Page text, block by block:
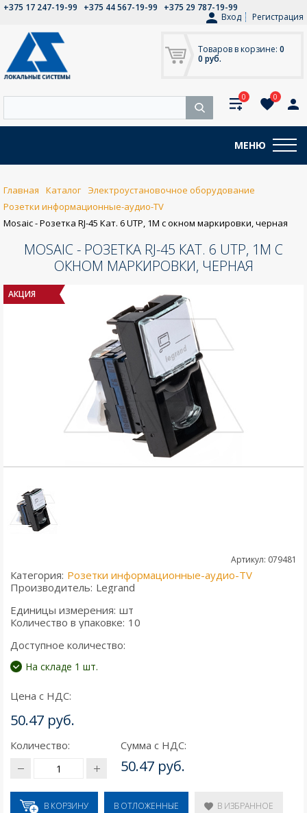
+375 17 247-19-99 +375 44 567-19-99
+375 29 787-19-99
Вход
Регистрация
Товаров в корзине: 0
0 руб.
0 0
МЕНЮ
Главная Каталог
Электроустановочное оборудование
Розетки информационные-аудио-TV
Mosaic - Розетка RJ-45 Кат. 6 UTP, 1М с окном маркировки, черная
MOSAIC - РОЗЕТКА RJ-45 КАТ. 6 UTP, 1М С
ОКНОМ МАРКИРОВКИ, ЧЕРНАЯ
АКЦИЯ
Артикул: 079481
Категория: Розетки информационные-аудио-TV
Производитель: Legrand
Единицы измерения: шт
Количество в упаковке: 10
Доступное количество:
На складе 1 шт.
Цена с НДС:
50.47 руб.
Количество: Сумма с НДС:
50.47 руб.
В КОРЗИНУ В ОТЛОЖЕННЫЕ В ИЗБРАННОЕ